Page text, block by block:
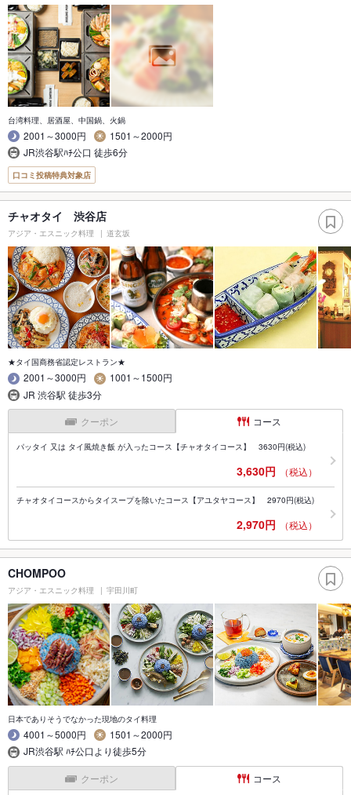
台湾料理、居酒屋、中国鍋、火鍋
2001～3000円
1501～2000円
JR渋谷駅ﾊﾁ公口 徒歩6分
口コミ投稿特典対象店
チャオタイ 渋谷店
アジア・エスニック料理 道玄坂
★タイ国商務省認定レストラン★
2001～3000円
1001～1500円
JR 渋谷駅 徒歩3分
クーポン コース
パッタイ 又は タイ風焼き飯 が入ったコース【チャオタイコース】 3630円(税込)
3,630円 （税込）
チャオタイコースからタイスープを除いたコース【アユタヤコース】 2970円(税込)
2,970円 （税込）
CHOMPOO
アジア・エスニック料理 宇田川町
日本でありそうでなかった現地のタイ料理
4001～5000円
1501～2000円
JR渋谷駅 ﾊﾁ公口より徒歩5分
クーポン コース